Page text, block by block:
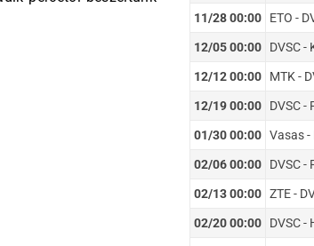
11/28 00:00 ETO -
12/05 00:00 DVSC -
12/12 00:00 MTK -
12/19 00:00 DVSC -
01/30 00:00 Vasas -
02/06 00:00 DVSC -
02/13 00:00 ZTE -
02/20 00:00 DVSC -